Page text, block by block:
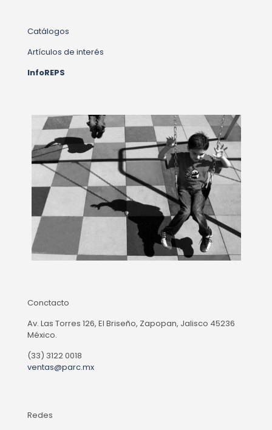
Catálogos
Artículos de interés
InfoREPS
Conctacto
Av. Las Torres 126, El Briseño, Zapopan, Jalisco 45236
México.
(33) 3122 0018
ventas@parc.mx
Redes